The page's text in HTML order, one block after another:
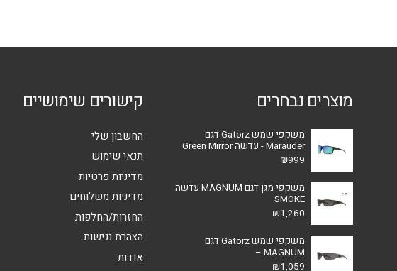
לבחור
בעמוד
מוצרים נבחרים
משקפי שמש Gatorz דגם
Marauder - עדשה Green Mirror
₪999
משקפי מגן דגם MAGNUM עדשה
SMOKE
₪1,260
משקפי שמש Gatorz דגם
MAGNUM –
₪1,059
קישורים שימושיים
החשבון שלי
תנאי שימוש
מדיניות פרטיות
מדיניות משלוחים
החזרות/החלפות
הצהרת נגישות
אודות